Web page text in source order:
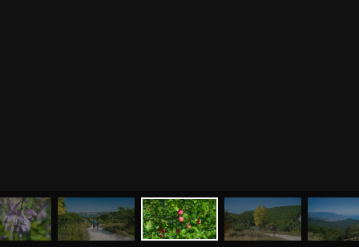
ЙОГА СЕМИНАРЫ МЕНЮ О НАС МАГАЗИН